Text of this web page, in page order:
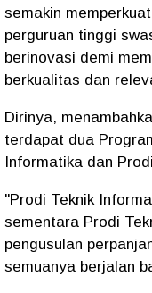
semakin
perguruan tinggi
berinovasi demi
berkualitas dan
Dirinya,
terdapat dua
Informatika dan
"Prodi Teknik
sementara Prodi
pengusulan
semuanya berjalan